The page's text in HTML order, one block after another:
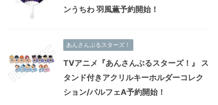
ンうちわ 羽風薫予約開始！
あんさんぶるスターズ！
TVアニメ『あんさんぶるスターズ！』 ス
タンド付きアクリルキーホルダーコレク
ション/パルフェA予約開始！